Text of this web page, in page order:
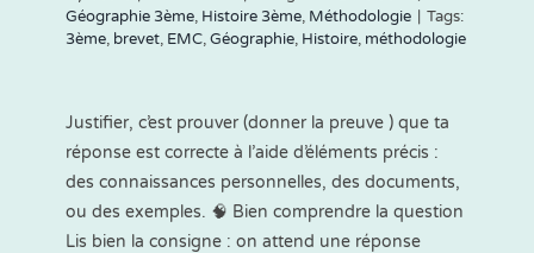
Géographie 3ème, Histoire 3ème, Méthodologie | Tags:
3ème, brevet, EMC,Géographie, Histoire, méthodologie
Justifier, c’est prouver (donner la preuve ) que ta
réponse est correcte à l’aide d’éléments précis :
des connaissances personnelles, des documents,
ou des exemples. 🧠 Bien comprendre la question
Lis bien la consigne : on attend une réponse